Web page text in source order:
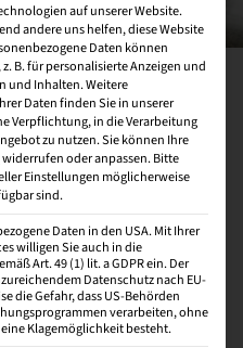
E-
machen, dein
erweitern und einen
ohne Hochschule
im E-Commerce
Führungspositionen
damit dein Gehalt.
auf unserer Website.
andere uns helfen, diese Website
Daten können
B. für personalisierte Anzeigen und
und Inhalten.Weitere
Daten finden Sie in unserer
Verpflichtung, in die Verarbeitung
zu nutzen.Sie können Ihre
widerrufen oder anpassen.Bitte
Einstellungen möglicherweise
sind.
Daten in den USA. Mit Ihrer
willigen Sie auch in die
Art. 49 (1) lit. a GDPR ein. Der
Datenschutz nach EU-
die Gefahr, dass US-Behörden
verarbeiten, ohne
Klagemöglichkeit besteht.